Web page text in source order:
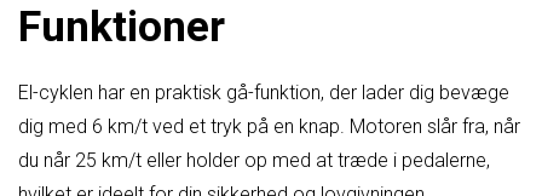
Funktioner
El-cyklen har en praktisk gå-funktion, der lader dig bevæge
dig med 6 km/t ved et tryk på en knap. Motoren slår fra, når
du når 25 km/t eller holder op med at træde i pedalerne,